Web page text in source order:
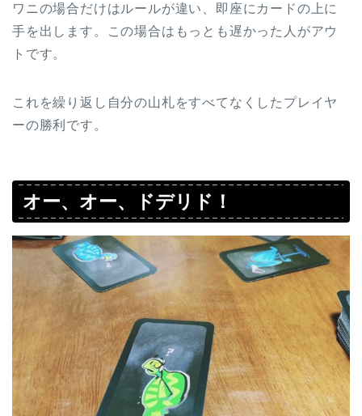
ワニの場合だけはルールが違い、即座にカードの上に
手を出します。この場合はもっとも遅かった人がアウ
トです。
これを繰り返し自分の山札をすべてなくしたプレイヤ
ーの勝利です。
オー、オー、ドデリド！